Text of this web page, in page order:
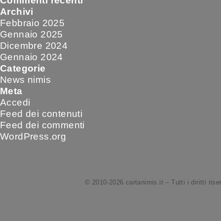
Archivi
Febbraio 2025
Gennaio 2025
Dicembre 2024
Gennaio 2024
Categorie
News nimis
Meta
Accedi
Feed dei contenuti
Feed dei commenti
WordPress.org
© 2010-2026 cartanimis.it – Tutti i diritti